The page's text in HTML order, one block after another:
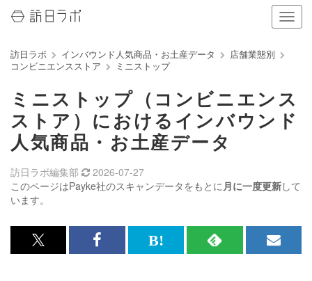
ナ
ビ
ン
の
表
り
る
訪日ラボ インバウンド人気商品・お土産データ
店舗業態別
コンビニエンスストア
ミニストップ
ミニストップ（コンビニエンス
ストア）におけるインバウンド
人気商品・お土産データ
このページはPayke社のスキャンデータをもとに月に一度更新して
います。
訪日ラボ編集部 2026-07-27
x<br>
Facebook<br>
は
RSS
メ